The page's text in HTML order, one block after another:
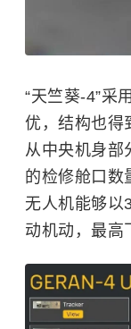
“天竺葵-4”采
优，结构也得
从中央机身部
的检修舱口数
无人机能够以
动机动，最高